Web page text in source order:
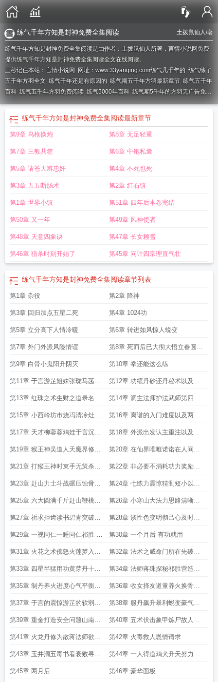
土拨鼠仙人/著
练气千年方知是封神免费全集阅读
练气千年方知是封神免费全集阅读是由作者：土拨鼠仙人所著，言情小说网免费
提供练气千年方知是封神免费全集阅读全文在线阅读。
三秒记住本站：言情小说网 网址：www.33yanqing.com练气几千年的 练气练了
五千年方羽全文 练气千年还是有原因的 练气期五千年方羽最新章节 练气五千年
百科 练气五千年方羽免费阅读 练气5000年百科 练气期5千年的方羽无广告免费
阅读练气练了三千年免费阅读最新章节练气五千年方羽免费阅读易读网练气千
年方羽动漫
练气十年万年免费阅读 练气5000年方羽免费阅读正版
年方羽免费
千年方羽最新章节
炼气练了三千年方羽最新章节练气练练三千年
练气千年方知是封神免费全集阅读最新章节
第9章 鸟枪换炮 第8章 无足轻重
第7章 三教共签 第6章 中饱私囊
第5章 请苍天辨忠奸 第4章 不死也死
第3章 五五断肠术 第2章 红石镇
第1章 世界小镇 第51章 四年后本卷完结
第50章 又一年 第49章 风神使者
第48章 天意四象诀 第47章 长女赖雪
第46章 猎杀时刻开始了 第45章 问计四宗理直气壮
练气千年方知是封神免费全集阅读章节列表
第1章 杂役 第2章 降神
第3章 回归加点五星二死 第4章 1024功
第5章 立分高下人情冷暖 第6章 转进如风惊人蜕变
第7章 外门外派风险情谊 第8章 死而后已大彻大悟立春圆满
第七可期
第9章 白骨小鬼阳升阴灭 第10章 拳还能这么练
第11章 于言游芷姐妹张珑马菡随
从
第12章 功绩丹砂还丹秘术以及杂
役之苦与曙光
第13章 红珠之术生财之道录名弟
子录功令牌
第14章 洞主法师护法武师第四气
大成技 阴阳步真假身
第15章 小西岭坊市烧冯清冷灶小
还丹功效以及图经衍义
第16章 离谱的入门难度以及两门
小法术
第17章 天才柳蓉蓉鸡娃于言沉默
游芷以及熟妇张珑的故事
第18章 外派出发认主重注以及第
一单私联
第19章 猴王神吴道人天魔界修行
体系 修神明之道换妖魔之血
第20章 在仙界唯唯诺诺在人间重
拳出击
第21章 打猴王神时束手无策杀白
骨小鬼一刀一个
第22章 非必要不消耗功力奖励
4096功大的来了
第23章 赶山力士斗战碾压蚀骨四
色诱与惊吓
第24章 七练力震惊猜测短小以及
最后的用功
第25章 六大圆满千斤赶山鞭桃园
六结义
第26章 小寒山大法力思路清晰夜
半敲门
第27章 祈求拒齿读书碧青突破羡
艳
第28章 谈性色变明彻己心及时行
乐一视同仁
第29章 一视同仁一睡同仁祁胜 王
哥今晚来我房间
第30章 一个月后 有功就用
第31章 火花之术佛怒火莲梦入神
机天谴妖僧
第32章 法术之威命门所在先破信
仰再诛妖猴
第33章 四星半猛用功黄芽丹十六
法
第34章 法师蒋殊探秘祁胜营造丹
房黄芽大成不务正业张珑倾心
第35章 制丹养火进度心气平衡以
及道童人选
第36章 收女择友道童养火换骨脱
壳丹成同眠第一更
第37章 于言的震惊游芷的软弱张
珑的欢喜以及祁胜的大方
第38章 服丹飙升暴利蜕变豪气出
门第三更晚上还有两更
第39章 重金打造安全问题山南坊
市变卖丹药第四更还有一更
第40章 五术伏击象甲炼尸故人大
明朱赞以及财大气粗
第41章 火龙丹修为散蒋法师欲招
揽待拒绝
第42章 火毒救人恩情请求
第43章 玉井洞五毒书看衰败寻复
兴不服输以及私采砂矿
第44章 一人得道鸡犬升天努力修
炼多多益善再次降神炽燃恶鬼
第45章 两月后 第46章 豪华面板